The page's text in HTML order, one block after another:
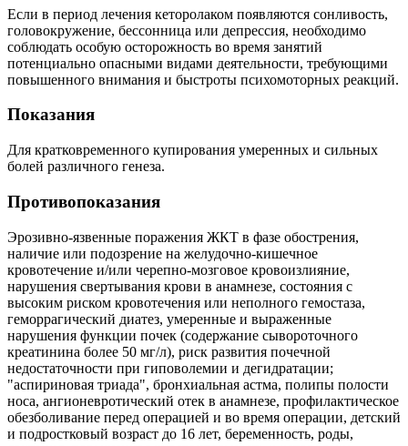
Если в период лечения кеторолаком появляются сонливость,
головокружение, бессонница или депрессия, необходимо
соблюдать особую осторожность во время занятий
потенциально опасными видами деятельности, требующими
повышенного внимания и быстроты психомоторных реакций.
Показания
Для кратковременного купирования умеренных и сильных
болей различного генеза.
Противопоказания
Эрозивно-язвенные поражения ЖКТ в фазе обострения,
наличие или подозрение на желудочно-кишечное
кровотечение и/или черепно-мозговое кровоизлияние,
нарушения свертывания крови в анамнезе, состояния с
высоким риском кровотечения или неполного гемостаза,
геморрагический диатез, умеренные и выраженные
нарушения функции почек (содержание сывороточного
креатинина более 50 мг/л), риск развития почечной
недостаточности при гиповолемии и дегидратации;
"аспириновая триада", бронхиальная астма, полипы полости
носа, ангионевротический отек в анамнезе, профилактическое
обезболивание перед операцией и во время операции, детский
и подростковый возраст до 16 лет, беременность, роды,